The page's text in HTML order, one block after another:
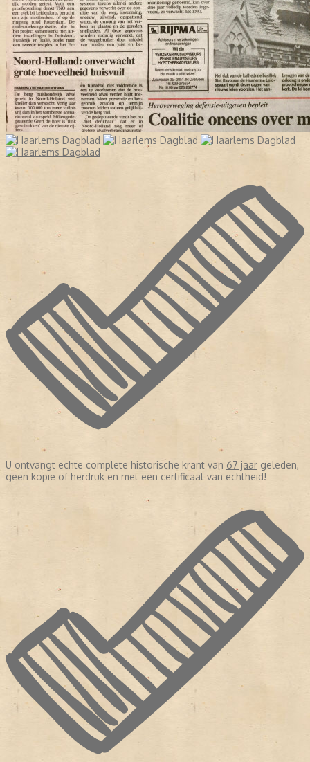
U ontvangt echte complete historische krant van 67 jaar geleden,
geen kopie of herdruk en met een certificaat van echtheid!